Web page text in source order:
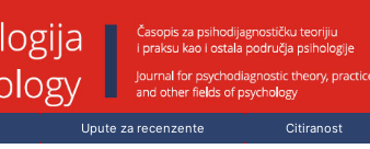
Upute za recenzente Citiranost